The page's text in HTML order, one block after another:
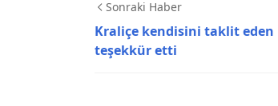
Sonraki Haber
Kraliçe kendisini taklit eden
teşekkür etti